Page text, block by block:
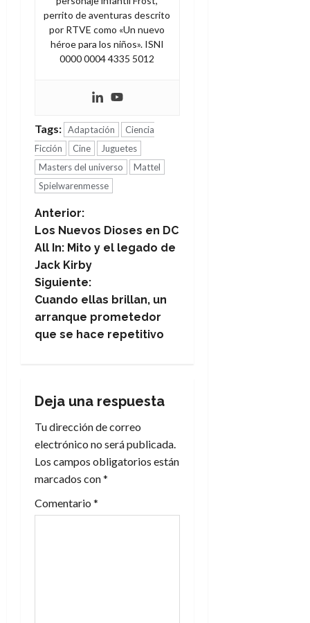
perrito de aventuras descrito
por RTVE como «Un nuevo
héroe para los niños». ISNI
0000 0004 4335 5012
Tags: Adaptación
Ciencia
Ficción
Cine
Juguetes
Masters del universo
Mattel
Spielwarenmesse
N
a
v
e
g
c
i
ó
n
d
Anterior:
Los Nuevos Dioses en DC
All In: Mito y el legado de
Jack Kirby
Siguiente:
Cuando ellas brillan, un
arranque prometedor
que se hace repetitivo
Deja una respuesta
Tu dirección de correo
electrónico no será publicada.
Los campos obligatorios están
marcados con*
Comentario *